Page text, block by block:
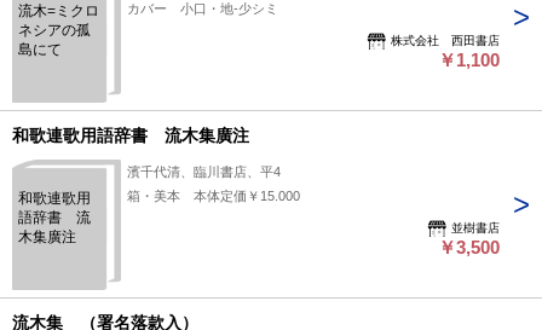
流木=ミクロ
ネシアの孤
島にて
カバー 小口・地-少シミ
株式会社 西田書店
￥1,100
和歌連歌用語辞書 流木集廣注
和歌連歌用
語辞書 流
木集廣注
濱千代清、臨川書店、平4
箱・美本 本体定価￥15.000
並樹書店
￥3,500
流木集 （署名落款入）